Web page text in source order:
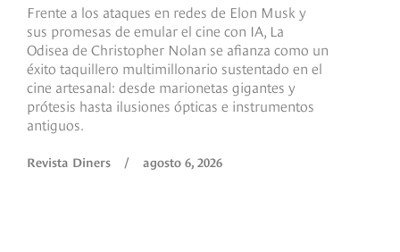
Frente a los ataques en redes de Elon Musk y
sus promesas de emular el cine con IA, La
Odisea de Christopher Nolan se afianza como un
éxito taquillero multimillonario sustentado en el
cine artesanal: desde marionetas gigantes y
prótesis hasta ilusiones ópticas e instrumentos
antiguos.
Revista Diners / agosto 6, 2026